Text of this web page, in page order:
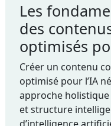
Les
des
optimisés
Créer un contenu
optimisé pour l’IA
approche
et structure